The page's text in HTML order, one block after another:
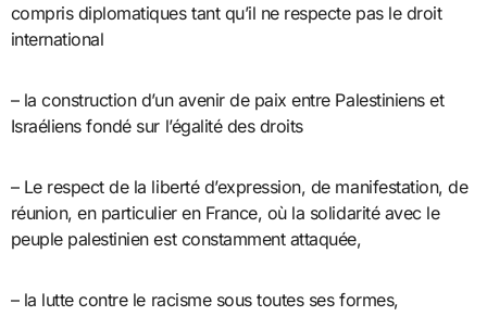
compris diplomatiques tant qu’il ne respecte pas le droit
international
– la construction d’un avenir de paix entre Palestiniens et
Israéliens fondé sur l’égalité des droits
– Le respect de la liberté d’expression, de manifestation, de
réunion, en particulier en France, où la solidarité avec le
peuple palestinien est constamment attaquée,
– la lutte contre le racisme sous toutes ses formes,